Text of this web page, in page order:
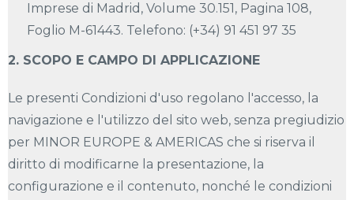
Imprese di Madrid, Volume 30.151, Pagina 108,
Foglio M-61443. Telefono: (+34) 91 451 97 35
2. SCOPO E CAMPO DI APPLICAZIONE
Le presenti Condizioni d'uso regolano l'accesso, la
navigazione e l'utilizzo del sito web, senza pregiudizio
per MINOR EUROPE & AMERICAS che si riserva il
diritto di modificarne la presentazione, la
configurazione e il contenuto, nonché le condizioni